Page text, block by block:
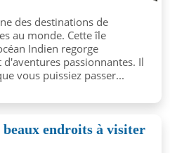
des destinations de
au monde. Cette île
Indien regorge
passionnantes. Il
vous puissiez passer...
beaux endroits à visiter